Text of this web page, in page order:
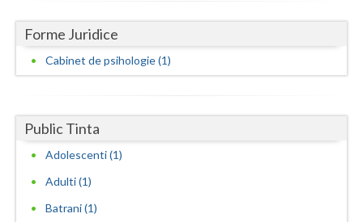
Hunedoara
Ilfov
Maramures
Mehedinti
Mures
Forme Juridice
Cabinet de psihologie (1)
Public Tinta
Adolescenti (1)
Adulti (1)
Batrani (1)